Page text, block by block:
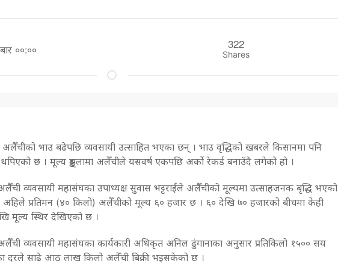
००:०० 322
Shares
अलैँचीको भाउ बढेपछि व्यवसायी उत्साहित भएका छन् । भाउ वृद्धिको खबरले किसानमा पनि
छ । मूल्य श्रृङ्खलामा अलैँचीले यसवर्ष एकपछि अर्काे रेकर्ड बनाउँदै लगेको हो ।
व्यवसायी महासंघका उपाध्यक्ष सुवास भट्टराईले अलैँचीको मूल्यमा उत्साहजनक बृद्धि भएको
अहिले प्रतिमन (४० किलो) अलैँचीको मूल्य ६० हजार छ । ६० देखि ७० हजारको बीचमा केही
मूल्य स्थिर देखिएको छ ।
व्यवसायी महासंघका कार्यकारी अधिकृत अनिल ढुंगानाका अनुसार प्रतिकिलो १५०० सय
दरले साढे आठ लाख किलो अलैँची बिक्री भइसकेको छ ।